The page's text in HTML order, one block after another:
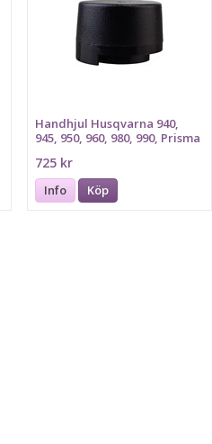
Handhjul Husqvarna 940,
945, 950, 960, 980, 990, Prisma
725 kr
Info Köp